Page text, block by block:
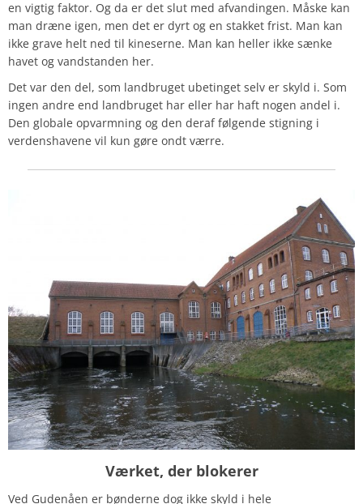
en vigtig faktor. Og da er det slut med afvandingen. Måske kan
man dræne igen, men det er dyrt og en stakket frist. Man kan
ikke grave helt ned til kineserne. Man kan heller ikke sænke
havet og vandstanden her.
Det var den del, som landbruget ubetinget selv er skyld i. Som
ingen andre end landbruget har eller har haft nogen andel i.
Den globale opvarmning og den deraf følgende stigning i
verdenshavene vil kun gøre ondt værre.
Værket, der blokerer
Ved Gudenåen er bønderne dog ikke skyld i hele